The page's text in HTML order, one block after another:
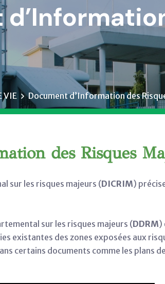
VIE Document d’Information des
des Risques
sur les risques majeurs (DICRIM)
sur les risques majeurs (DDRM)
existantes des zones exposées aux
certains documents comme les plans